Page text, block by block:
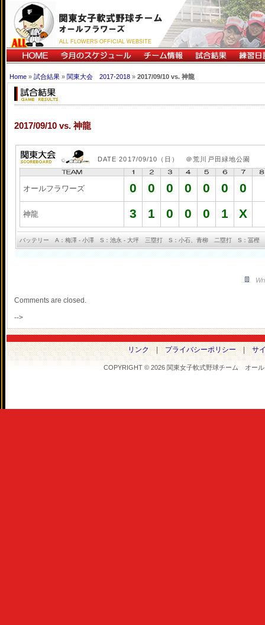
ALL FLOWERS OFFICIAL WEBSITE
Home » 試合結果 » 関東大会 2017-2018 » 2017/09/10 vs. 神龍
2017/09/10 vs. 神龍
DATE 2017/09/10（日） ＠荒川戸田緑地公園
オールフラワーズ 0 0 0 0 0 0 0
神龍 3 1 0 0 0 1 X
バッテリー A：梅澤 - 小澤 S：池永 - 大坪 三塁打 S：小石、青柳 二塁打 S：冨樫
Comments are closed.
-->
リンク|プライバシーポリシー|サ
COPYRIGHT © 2026 関東女子軟式野球チーム オー